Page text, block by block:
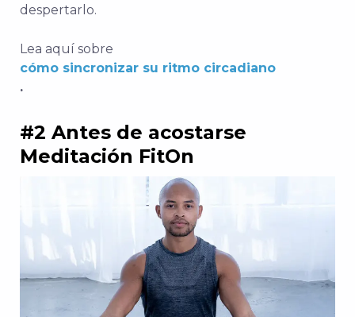
despertarlo.
Lea aquí sobre
cómo sincronizar su ritmo circadiano
.
#2 Antes de acostarse
Meditación FitOn